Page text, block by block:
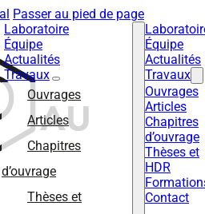
Passer au pied de page
Laboratoire
Équipe
Actualités
Travaux
Ouvrages
Articles
Chapitres
d’ouvrage
Thèses et
Équipe
Actualités
Travaux
Ouvrages
Articles
Chapitres
d’ouvrage
Thèses et
HDR
Contact